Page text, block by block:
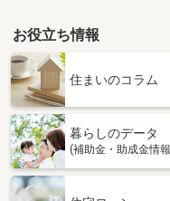
お役立ち情報
住まいのコラム
暮らしのデータ
(補助金・助成金情